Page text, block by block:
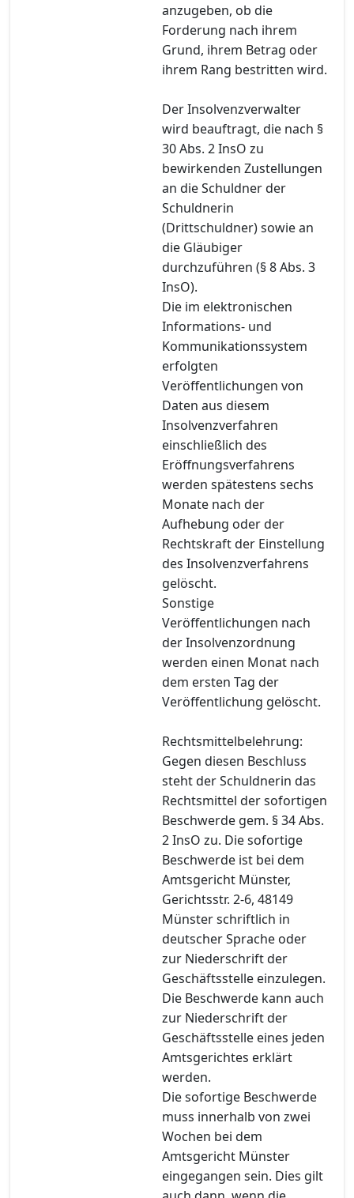
anzugeben, ob die
Forderung nach ihrem
Grund, ihrem Betrag oder
ihrem Rang bestritten wird.
Der Insolvenzverwalter
wird beauftragt, die nach §
30 Abs. 2 InsO zu
bewirkenden Zustellungen
an die Schuldner der
Schuldnerin
(Drittschuldner) sowie an
die Gläubiger
durchzuführen (§ 8 Abs. 3
InsO).
Die im elektronischen
Informations- und
Kommunikationssystem
erfolgten
Veröffentlichungen von
Daten aus diesem
Insolvenzverfahren
einschließlich des
Eröffnungsverfahrens
werden spätestens sechs
Monate nach der
Aufhebung oder der
Rechtskraft der Einstellung
des Insolvenzverfahrens
gelöscht.
Sonstige
Veröffentlichungen nach
der Insolvenzordnung
werden einen Monat nach
dem ersten Tag der
Veröffentlichung gelöscht.
Rechtsmittelbelehrung:
Gegen diesen Beschluss
steht der Schuldnerin das
Rechtsmittel der sofortigen
Beschwerde gem. § 34 Abs.
2 InsO zu. Die sofortige
Beschwerde ist bei dem
Amtsgericht Münster,
Gerichtsstr. 2-6, 48149
Münster schriftlich in
deutscher Sprache oder
zur Niederschrift der
Geschäftsstelle einzulegen.
Die Beschwerde kann auch
zur Niederschrift der
Geschäftsstelle eines jeden
Amtsgerichtes erklärt
werden.
Die sofortige Beschwerde
muss innerhalb von zwei
Wochen bei dem
Amtsgericht Münster
eingegangen sein. Dies gilt